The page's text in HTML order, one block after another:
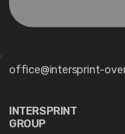
office@intersprint-
INTERSPRINT
GROUP